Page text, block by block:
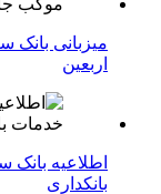
میزبانی بانک
اربعین
اطلاعیه
بانکداری